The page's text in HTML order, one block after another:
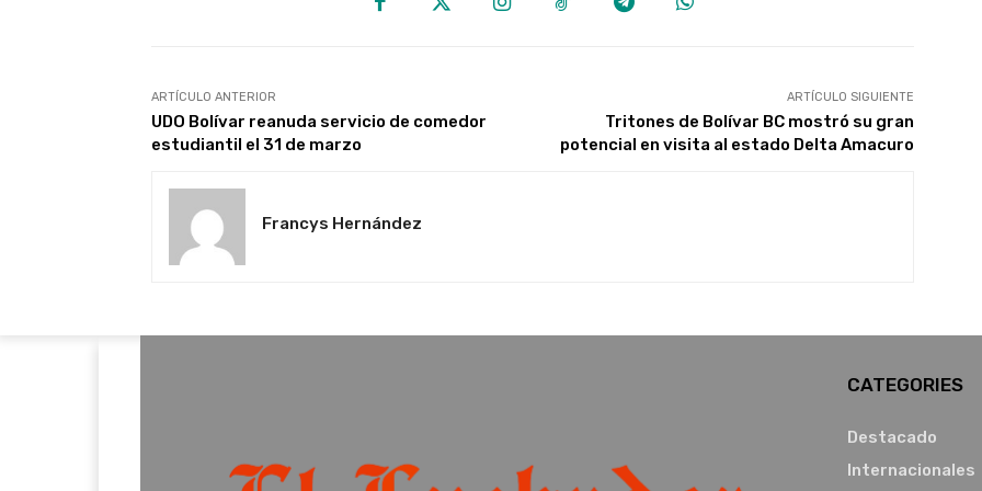
ARTÍCULO ANTERIOR
UDO Bolívar reanuda servicio de comedor
estudiantil el 31 de marzo
ARTÍCULO SIGUIENTE
Tritones de Bolívar BC mostró su gran
potencial en visita al estado Delta Amacuro
Francys Hernández
CATEGORIES
Destacado
Internacionales